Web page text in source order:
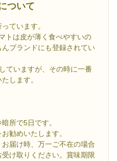
ついて
ています。
トは皮が薄く食べやすいの
ブランドにも登録されてい
ていますが、その時に一番
します。
所で5日です。
勧めいたします。
届け時、万一ご不在の場合
け取りください。賞味期限